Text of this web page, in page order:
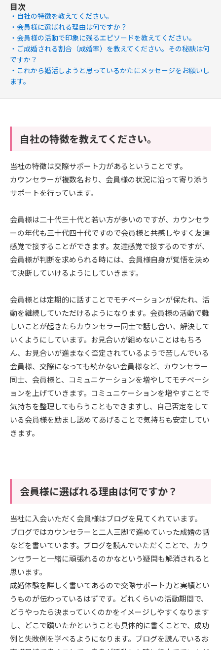
目次
自社の特徴を教えてください。
会員様に選ばれる理由は何ですか？
会員様の活動で印象に残るエピソードを教えてください。
ご成婚される割合（成婚率）を教えてください。その秘訣は何
ですか？​
これから婚活しようと思っているかたにメッセージをお願いし
ます。
自社の特徴を教えてください。
当社の特徴は交際サポート力があるということです。
カウンセラーが複数名おり、会員様の状況に沿って寄り添う
サポートを行っています。
会員様は二十代三十代と若い方が多いのですが、カウンセラ
ーの年代も三十代四十代ですので会員様と共感しやすく友達
感覚で接することができます。友達感覚で接するのですが、
会員様が判断を求められる時には、会員様自身が覚悟を決め
て決断していけるようにしていきます。
会員様とは定期的に話すことでモチベーションが保たれ、活
動を継続していただけるようになります。会員様の活動で難
しいことが起きたらカウンセラー同士で話し合い、解決して
いくようにしています。お見合いが組めないことはもちろ
ん、お見合いが進まなく否定されているようで苦しんでいる
会員様、交際になっても続かない会員様など、カウンセラー
同士、会員様と、コミュニケーションを増やしてモチベーシ
ョンを上げていきます。コミュニケーションを増やすことで
気持ちを整理してもらうこともできますし、自己否定をして
いる会員様を励まし認めてあげることで気持ちも安定してい
きます。
会員様に選ばれる理由は何ですか？
当社に入会いただく会員様はブログを見てくれています。
ブログではカウンセラーと二人三脚で進めていった成婚の話
などを書いています。ブログを読んでいただくことで、カウ
ンセラーと一緒に頑張れるのかなという疑問も解消されると
思います。
成婚体験を詳しく書いてあるので交際サポート力と実績とい
うものが伝わっているはずです。どれくらいの活動期間で、
どうやったら決まっていくのかをイメージしやすくなります
し、どこで躓いたかということも具体的に書くことで、成功
例と失敗例を学べるようになります。ブログを読んでいるお